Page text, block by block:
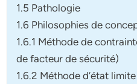
1.5 Pathologie
1.6 Philosophies de
1.6.1 Méthode de
de facteur de sécurité)
1.6.2 Méthode d’état